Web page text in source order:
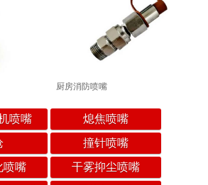
厨房消防喷嘴
喷嘴
熄焦喷嘴
撞针喷嘴
喷嘴
干雾抑尘喷嘴